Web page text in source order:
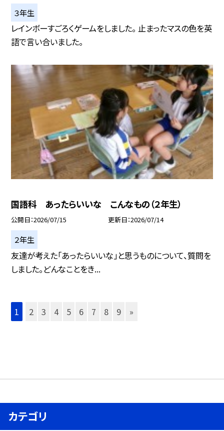
３年生
レインボーすごろくゲームをしました。 止まったマスの色を英
語で言い合いました。
国語科 あったらいいな こんなもの（２年生）
公開日 2026/07/15 更新日 2026/07/14
２年生
友達が考えた「あったらいいな」と思うものについて、質問を
しました。どんなことをき...
1 2 3 4 5 6 7 8 9 »
カテゴリ